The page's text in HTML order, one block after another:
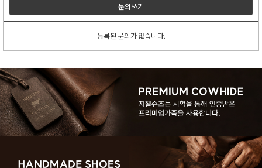
문의쓰기
등록된 문의가 없습니다.